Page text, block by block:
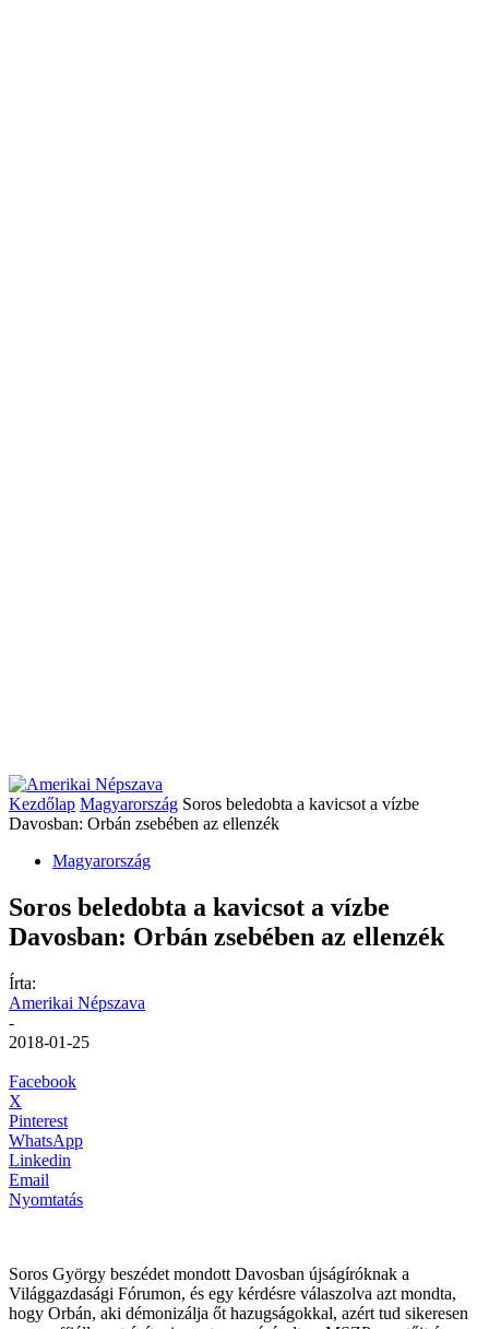
Kezdőlap Magyarország Soros beledobta a kavicsot a vízbe
Davosban: Orbán zsebében az ellenzék
Magyarország
Soros beledobta a kavicsot a vízbe
Davosban: Orbán zsebében az ellenzék
Írta:
Amerikai Népszava
-
2018-01-25
Facebook
X
Pinterest
WhatsApp
Linkedin
Email
Nyomtatás
Soros György beszédet mondott Davosban újságíróknak a
Világgazdasági Fórumon, és egy kérdésre válaszolva azt mondta,
hogy Orbán, aki démonizálja őt hazugságokkal, azért tud sikeresen